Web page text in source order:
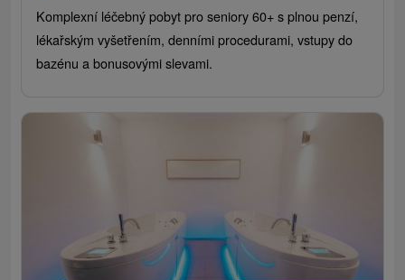
Komplexní léčebný pobyt pro seniory 60+ s plnou penzí,
lékařským vyšetřením, denními procedurami, vstupy do
bazénu a bonusovými slevami.